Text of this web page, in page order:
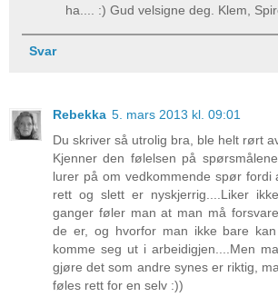
ha.... :) Gud velsigne deg. Klem,
Svar
Rebekka 5. mars 2013 kl. 09:01
Du skriver så utrolig bra, ble helt rørt
Kjenner den følelsen på
lurer på om vedkommende spør fordi
rett og slett er nyskjerrig....Liker
ganger føler man at man må
de er, og hvorfor man ikke bare
komme seg ut i arbeidigjen....Men
gjøre det som andre synes er riktig,
føles rett for en selv :))